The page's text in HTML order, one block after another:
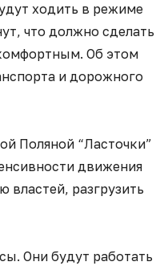
ходить в режиме
что должно сделать
Об этом
и дорожного
Поляной “Ласточки”
движения
разгрузить
Они будут работать